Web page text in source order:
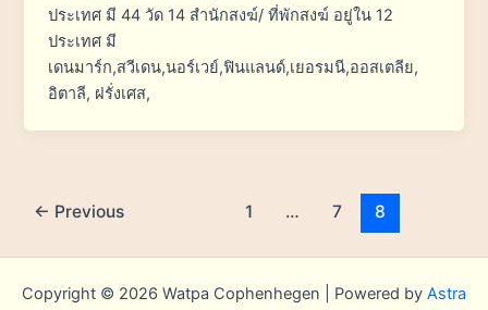
ประเทศ มี 44 วัด 14 สำนักสงฆ์/ ที่พักสงฆ์ อยู่ใน 12
ประเทศ มี
เดนมาร์ก,สวีเดน,นอร์เวย์,ฟินแลนด์,เยอรมนี,ออสเตลีย,
อิตาลี, ฝรั่งเศส,
← Previous 1 … 7 8
Copyright © 2026 Watpa Cophenhegen | Powered by Astra